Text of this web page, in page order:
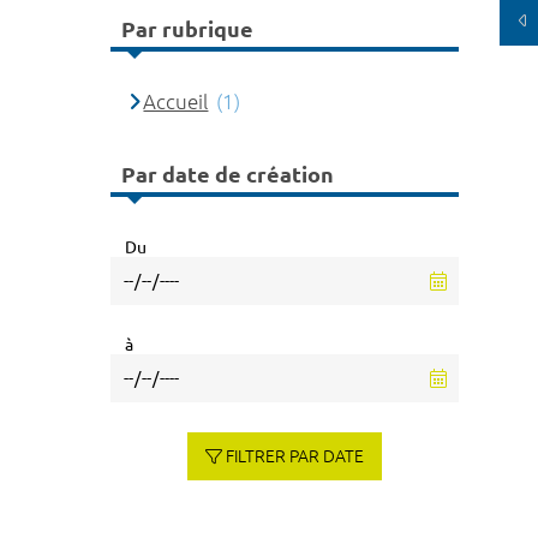
Par rubrique
Accueil (1)
Par date de création
Du
à
FILTRER PAR DATE